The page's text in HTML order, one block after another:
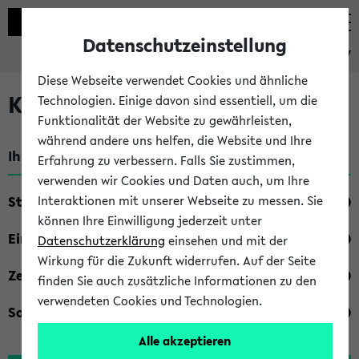
eKVV
Kombisuche im eKVV
Ihre Suchkriterien:
Studienfach
Einrichtung
Zeiten
Sonstiges
Datenschutzeinstellung
Diese Webseite verwendet Cookies und ähnliche
Technologien. Einige davon sind essentiell, um die
Funktionalität der Website zu gewährleisten,
während andere uns helfen, die Website und Ihre
Erfahrung zu verbessern. Falls Sie zustimmen,
verwenden wir Cookies und Daten auch, um Ihre
Interaktionen mit unserer Webseite zu messen. Sie
können Ihre Einwilligung jederzeit unter
Datenschutzerklärung einsehen und mit der
Wirkung für die Zukunft widerrufen. Auf der Seite
finden Sie auch zusätzliche Informationen zu den
verwendeten Cookies und Technologien.
Alle akzeptieren